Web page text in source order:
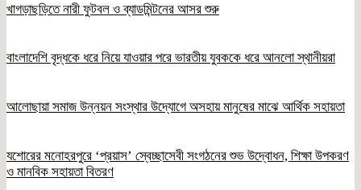
খাগড়াছড়িতে নারী ফুটবল ও ব্যাডমিন্টনের আসর শুরু
বাংলাদেশি বৃদ্ধকে ধরে নিয়ে যাওয়ার পরে ভারতীয় যুবককে ধরে আনলো স্থানীয়রা
আলোছায়া সমাজ উন্নয়ন সংস্থার উদ্যোগে অসহায় মানুষের মাঝে আর্থিক সহায়তা
যশোরের মনোহরপুরে ‘প্রয়াস’ স্বেচ্ছাসেবী সংগঠনের শুভ উদ্বোধন, শিক্ষা উপকরণ
ও মানবিক সহায়তা বিতরণ